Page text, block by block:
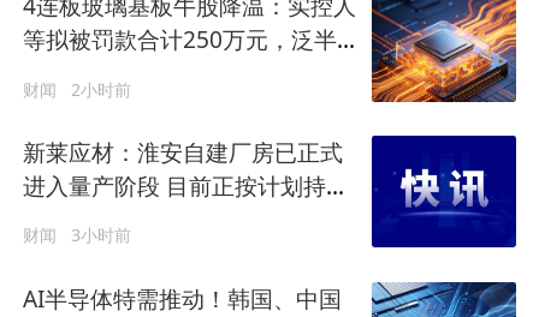
4连板玻璃基板牛股降温：实控人
等拟被罚款合计250万元，泛半
导体领域业务尚处早期阶段
财闻 2小时前
新莱应材：淮安自建厂房已正式
进入量产阶段 目前正按计划持续
推进产能释放
财闻 3小时前
AI半导体特需推动！韩国、中国